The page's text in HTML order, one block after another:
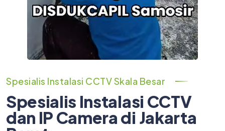
Spesialis Instalasi CCTV Skala Besar
Spesialis Instalasi CCTV
dan IP Camera di Jakarta